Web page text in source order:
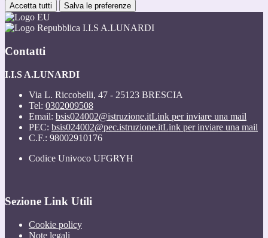
Accetta tutti Salva le preferenze
I.I.S A.LUNARDI
Contatti
I.I.S A.LUNARDI
Via L. Riccobelli, 47 - 25123 BRESCIA
Tel: 0302009508
Email: bsis024002@istruzione.itLink per inviare una mail
PEC: bsis024002@pec.istruzione.itLink per inviare una mail
C.F.: 98002910176
Codice Univoco UFGRYH
Sezione Link Utili
Cookie policy
Note legali